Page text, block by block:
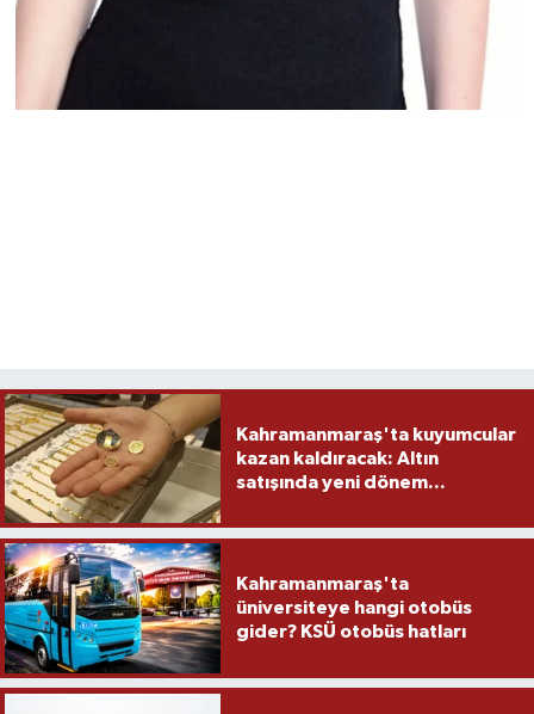
Kahramanmaraş'ta kuyumcular
kazan kaldıracak: Altın
satışında yeni dönem...
Kahramanmaraş'ta
üniversiteye hangi otobüs
gider? KSÜ otobüs hatları